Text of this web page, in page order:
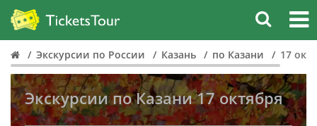
Экскурсии по России Казань по Казани 17
Экскурсии по Казани 17 октября